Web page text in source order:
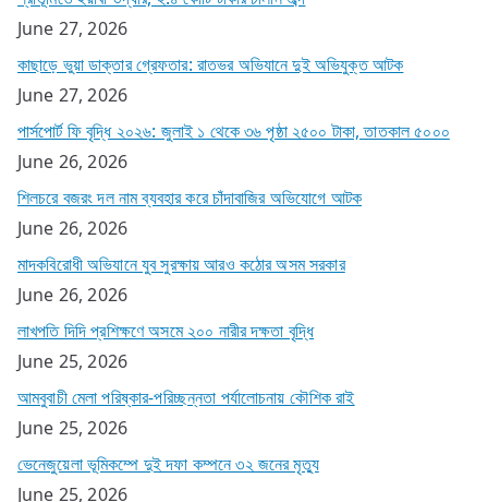
June 27, 2026
কাছাড়ে ভুয়া ডাক্তার গ্রেফতার: রাতভর অভিযানে দুই অভিযুক্ত আটক
June 27, 2026
পার্সপোর্ট ফি বৃদ্ধি ২০২৬: জুলাই ১ থেকে ৩৬ পৃষ্ঠা ২৫০০ টাকা, তাতকাল ৫০০০
June 26, 2026
শিলচরে বজরং দল নাম ব্যবহার করে চাঁদাবাজির অভিযোগে আটক
June 26, 2026
মাদকবিরোধী অভিযানে যুব সুরক্ষায় আরও কঠোর অসম সরকার
June 26, 2026
লাখপতি দিদি প্রশিক্ষণে অসমে ২০০ নারীর দক্ষতা বৃদ্ধি
June 25, 2026
আমবুবাচী মেলা পরিষ্কার-পরিচ্ছন্নতা পর্যালোচনায় কৌশিক রাই
June 25, 2026
ভেনেজুয়েলা ভূমিকম্পে দুই দফা কম্পনে ৩২ জনের মৃত্যু
June 25, 2026